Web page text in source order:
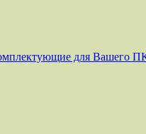
для Вашего